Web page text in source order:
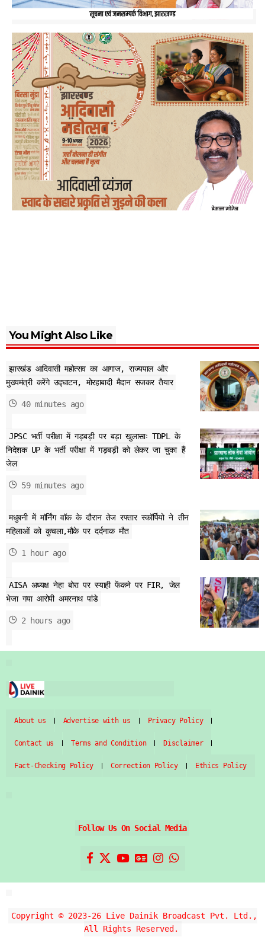
You Might Also Like
झारखंड आदिवासी महोत्सव का आगाज, राज्यपाल और
मुख्यमंत्री करेंगे उद्घाटन, मोरहाबादी मैदान सजकर तैयार
40 minutes ago
JPSC भर्ती परीक्षा में गड़बड़ी पर बड़ा खुलासाः TDPL के
निदेशक UP के भर्ती परीक्षा में गड़बड़ी को लेकर जा चुका हैं
जेल
59 minutes ago
मधुबनी में मॉर्निंग वॉक के दौरान तेज रफ्तार स्कॉर्पियो ने तीन
महिलाओं को कुचला,मौके पर दर्दनाक मौत
1 hour ago
AISA अध्यक्ष नेहा बोरा पर स्याही फेंकने पर FIR, जेल
भेजा गया आरोपी अमरनाथ पांडे
2 hours ago
About us Advertise with us Privacy Policy
Contact us Terms and Condition Disclaimer
Fact-Checking Policy Correction Policy Ethics Policy
Follow Us On Social Media
Copyright © 2023-26 Live Dainik Broadcast Pvt. Ltd.,
All Rights Reserved.